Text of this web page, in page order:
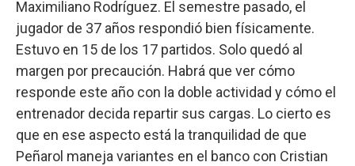
Maximiliano Rodríguez. El semestre pasado, el
jugador de 37 años respondió bien físicamente.
Estuvo en 15 de los 17 partidos. Solo quedó al
margen por precaución. Habrá que ver cómo
responde este año con la doble actividad y cómo el
entrenador decida repartir sus cargas. Lo cierto es
que en ese aspecto está la tranquilidad de que
Peñarol maneja variantes en el banco con Cristian